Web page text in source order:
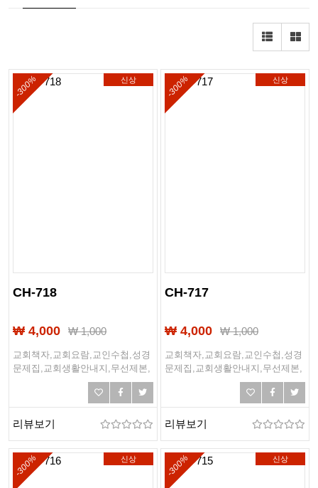
신상
-300%
CH-718
₩ 4,000 ₩1,000
교회책자,교회요람,교인수첩,성경
문제집,교회생활안내지,무선제본,
링제본,하드커버제본,떡제본,PDF
리뷰보기
신상
-300%
CH-717
₩ 4,000 ₩1,000
교회책자,교회요람,교인수첩,성경
문제집,교회생활안내지,무선제본,
링제본,하드커버제본,떡제본,PDF
리뷰보기
신상
-300% 신상
-300%